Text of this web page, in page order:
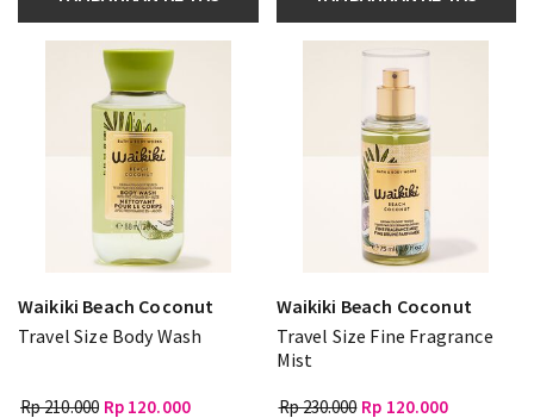
Waikiki Beach Coconut
Travel Size Body Wash
Rp 210.000 Rp 120.000
Waikiki Beach Coconut
Travel Size Fine Fragrance
Mist
Rp 230.000 Rp 120.000